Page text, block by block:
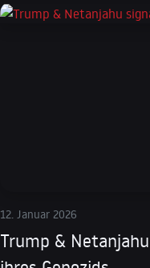
12. Januar 2026
Trump &